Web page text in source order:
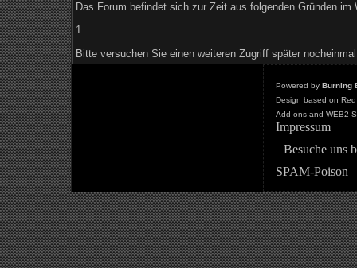
Das Forum befindet sich zur Zeit aus folgenden Gründen im
1
Bitte versuchen Sie einen weiteren Zugriff später
Powered by Burning
Design based on
Add-ons and WEB2-
Impressum
Besuche uns
SPAM-Poison